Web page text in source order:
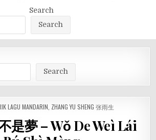
Search
Search
Search
LAGU MANDARIN ZHANG YU SHENG 张雨生
是夢 – Wǒ De Weì Lái